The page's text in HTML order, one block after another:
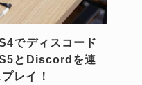
でディスコード
とDiscordを連
レイ！